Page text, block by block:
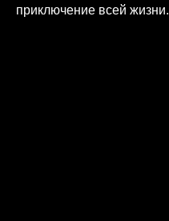
приключение всей жизни.